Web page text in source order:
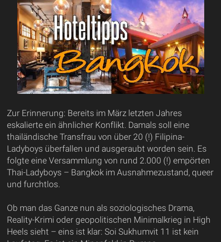
Zur Erinnerung: Bereits im März letzten Jahres
eskalierte ein ähnlicher Konflikt. Damals soll eine
thailändische Transfrau von über 20 (!) Filipina-
Ladyboys überfallen und ausgeraubt worden sein. Es
folgte eine Versammlung von rund 2.000 (!) empörten
Thai-Ladyboys – Bangkok im Ausnahmezustand, queer
und furchtlos.
Ob man das Ganze nun als soziologisches Drama,
Reality-Krimi oder geopolitischen Minimalkrieg in High
Heels sieht – eins ist klar: Soi Sukhumvit 11 ist kein